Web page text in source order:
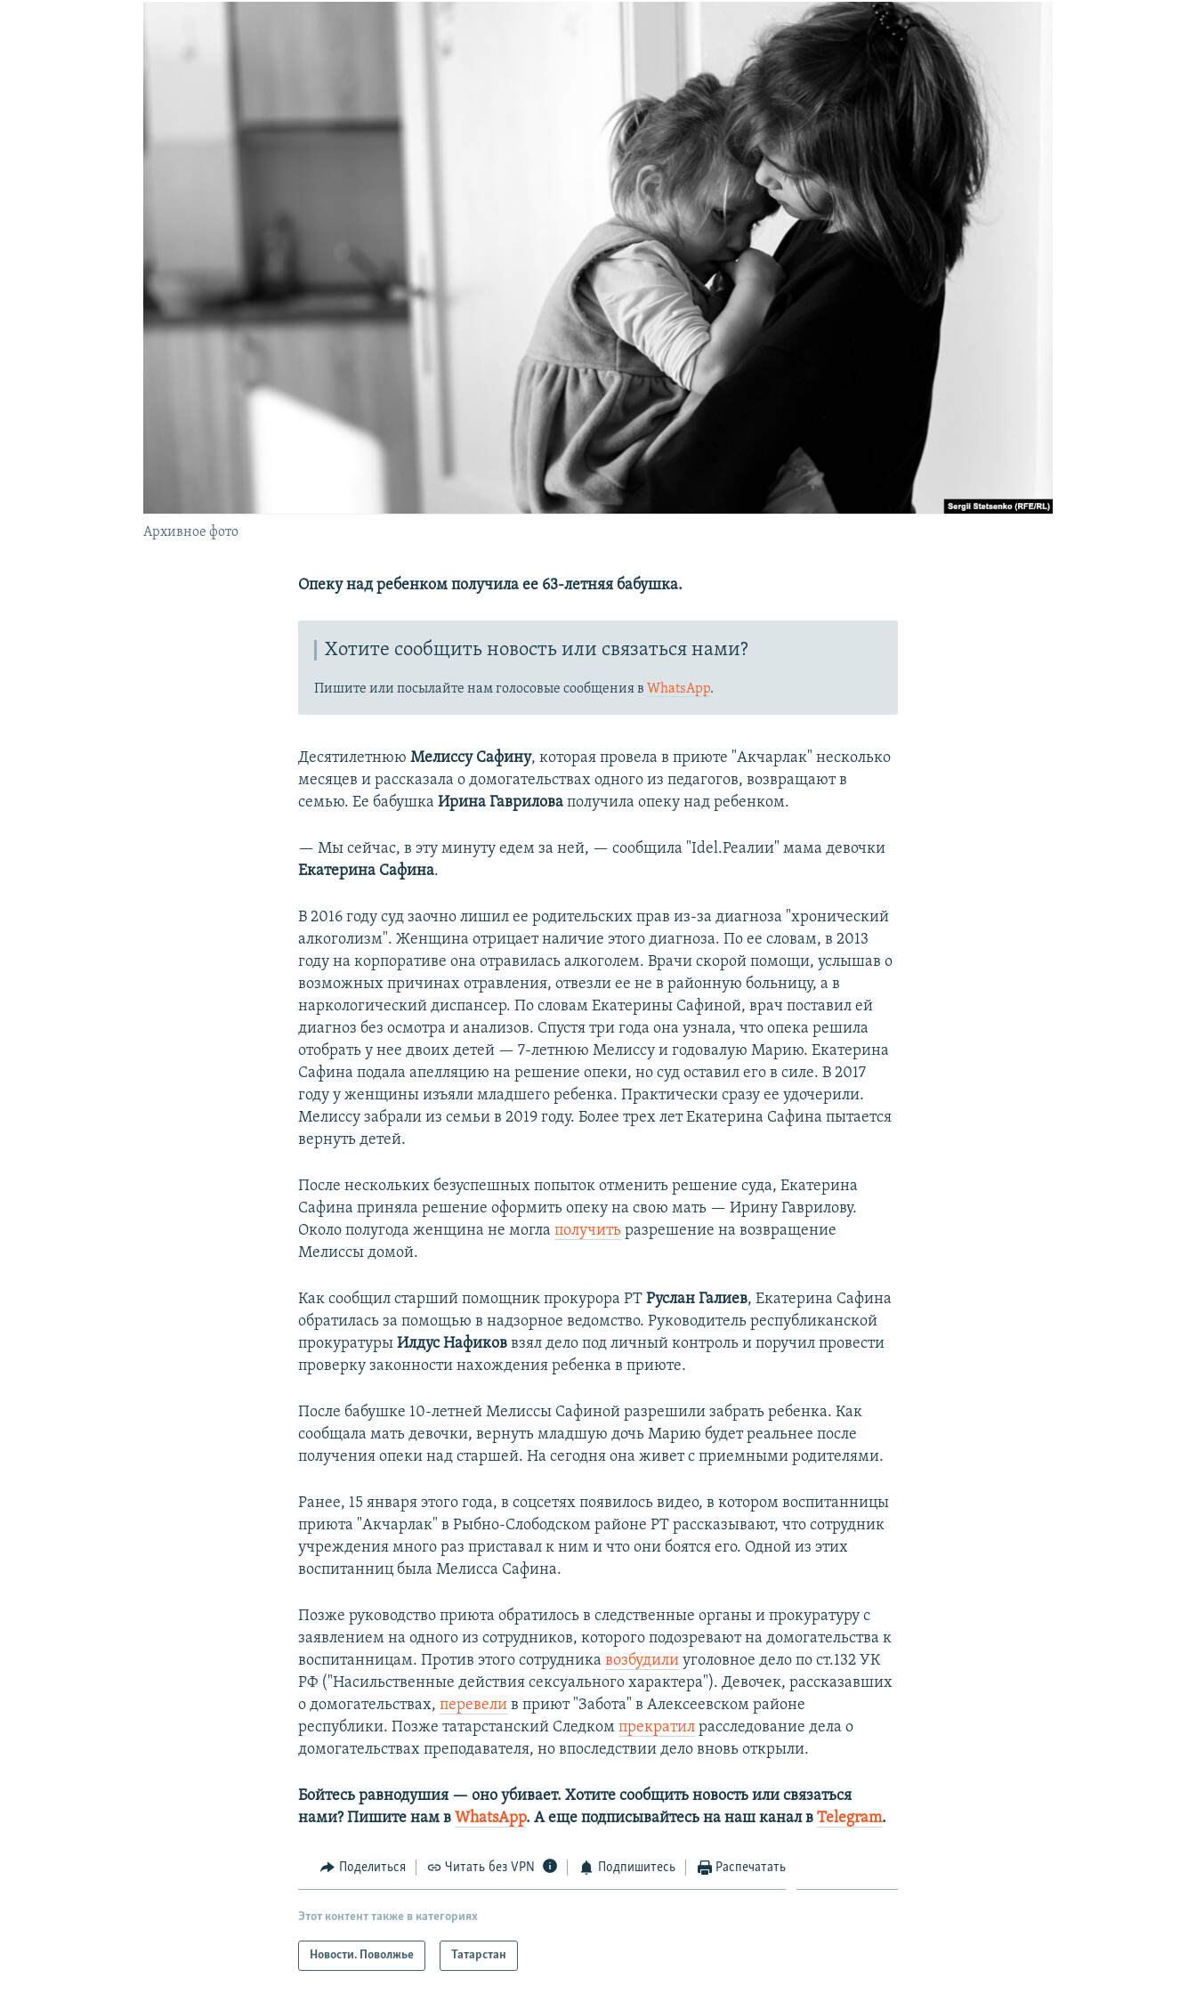
Архивное фото
Опеку над ребенком получила ее 63-летняя бабушка.
Хотите сообщить новость или связаться нами?
Пишите или посылайте нам голосовые сообщения вWhatsApp.
ДесятилетнююМелиссу Сафину, которая провела в приюте "Акчарлак" несколько
месяцев и рассказала о домогательствах одного из педагогов, возвращают в
семью. Ее бабушкаИрина Гаврилова получила опеку над ребенком.
— Мы сейчас, в эту минуту едем за ней, — сообщила "Idel.Реалии" мама девочки
Екатерина Сафина.
В 2016 году суд заочно лишил ее родительских прав из-за диагноза "хронический
алкоголизм". Женщина отрицает наличие этого диагноза. По ее словам, в 2013
году на корпоративе она отравилась алкоголем. Врачи скорой помощи, услышав о
возможных причинах отравления, отвезли ее не в районную больницу, а в
наркологический диспансер. По словам Екатерины Сафиной, врач поставил ей
диагноз без осмотра и анализов. Спустя три года она узнала, что опека решила
отобрать у нее двоих детей — 7-летнюю Мелиссу и годовалую Марию. Екатерина
Сафина подала апелляцию на решение опеки, но суд оставил его в силе. В 2017
году у женщины изъяли младшего ребенка. Практически сразу ее удочерили.
Мелиссу забрали из семьи в 2019 году. Более трех лет Екатерина Сафина пытается
вернуть детей.
После нескольких безуспешных попыток отменить решение суда, Екатерина
Сафина приняла решение оформить опеку на свою мать — Ирину Гаврилову.
Около полугода женщина не моглаполучить разрешение на возвращение
Мелиссы домой.
Как сообщил старший помощник прокурора РТРуслан Галиев, Екатерина Сафина
обратилась за помощью в надзорное ведомство. Руководитель республиканской
прокуратурыИлдус Нафиков взял дело под личный контроль и поручил провести
проверку законности нахождения ребенка в приюте.
После бабушке 10-летней Мелиссы Сафиной разрешили забрать ребенка. Как
сообщала мать девочки, вернуть младшую дочь Марию будет реальнее после
получения опеки над старшей. На сегодня она живет с приемными родителями.
Ранее, 15 января этого года, в соцсетях появилось видео, в котором воспитанницы
приюта "Акчарлак" в Рыбно-Слободском районе РТ рассказывают, что сотрудник
учреждения много раз приставал к ним и что они боятся его. Одной из этих
воспитанниц была Мелисса Сафина.
Позже руководство приюта обратилось в следственные органы и прокуратуру с
заявлением на одного из сотрудников, которого подозревают на домогательства к
воспитанницам. Против этого сотрудникавозбудили уголовное дело по ст.132 УК
РФ ("Насильственные действия сексуального характера"). Девочек, рассказавших
о домогательствах,перевели в приют "Забота" в Алексеевском районе
республики. Позже татарстанский Следкомпрекратил расследование дела о
домогательствах преподавателя, но впоследствии дело вновь открыли.
Бойтесь равнодушия — оно убивает. Хотите сообщить новость или связаться
нами? Пишите нам вWhatsApp. А еще подписывайтесь на наш канал вTelegram.
Поделиться Читать без VPN Подпишитесь Распечатать
Этот контент также в категориях
Новости. Поволжье Татарстан